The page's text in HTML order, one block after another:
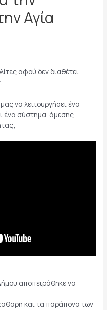
Αγία
αφού δεν διαθέτει
να λειτουργήσει ένα
ένα σύστημα άμεσης
αποπειράθηκε να
και τα παράπονα των